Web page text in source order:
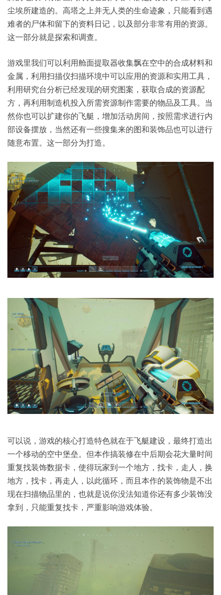
尘埃所建造的。高塔之上并无人类的生命迹象，只能看到遇
难者的尸体和留下的资料日记，以及部分非常有用的资源。
这一部分就是探索和调查。
游戏里我们可以利用舱面提取器收集飘在空中的合成材料和
金属，利用扫描仪扫描环境中可以应用的资源和实用工具，
利用研究台分析已经发现的研究图案，获取合成的资源配
方，再利用制造机投入所需资源制作需要的物品及工具。当
然你也可以扩建你的飞艇，增加活动房间，按照需求进行内
部设备摆放，当然还有一些搜集来的图和装饰品也可以进行
随意布置。这一部分为打造。
可以说，游戏的核心打造特色就在于飞艇建设，最终打造出
一个移动的空中堡垒。但本作搞装修在中后期会花大量时间
重复找装饰数据卡，使得玩家到一个地方，找卡，走人，换
地方，找卡，再走人，以此循环，而且本作的装饰物是不出
现在扫描物品里的，也就是说你没法知道你还有多少装饰没
拿到，只能重复找卡，严重影响游戏体验。